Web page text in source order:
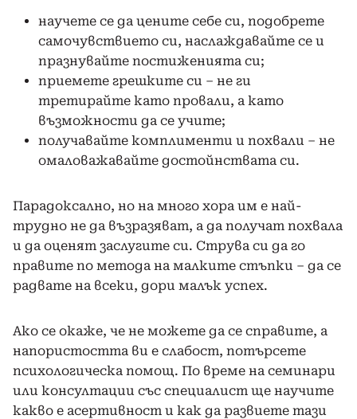
научете се да цените себе си, подобрете
самочувствието си, наслаждавайте се и
празнувайте постиженията си;
приемете грешките си – не ги
третирайте като провали, а като
възможности да се учите;
получавайте комплименти и похвали – не
омаловажавайте достойнствата си.
Парадоксално, но на много хора им е най-
трудно не да възразяват, а да получат похвала
и да оценят заслугите си. Струва си да го
правите по метода на малките стъпки – да се
радвате на всеки, дори малък успех.
Ако се окаже, че не можете да се справите, а
напористостта ви е слабост, потърсете
психологическа помощ. По време на семинари
или консултации със специалист ще научите
какво е асертивност и как да развиете тази